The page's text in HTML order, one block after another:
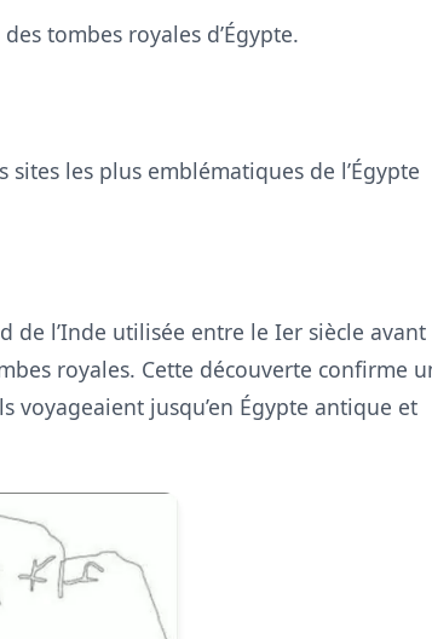
tombes royales d’Égypte.
les plus emblématiques de l’Égypte
l’Inde utilisée entre le Ier siècle
royales. Cette découverte confirme
jusqu’en Égypte antique et